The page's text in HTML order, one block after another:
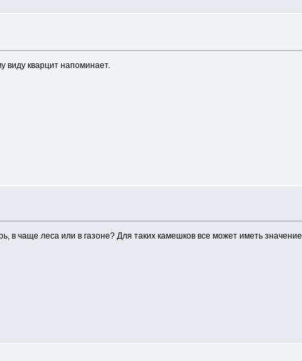
виду кварцит напоминает.
в чаще леса или в газоне? Для таких камешков все может иметь значение.